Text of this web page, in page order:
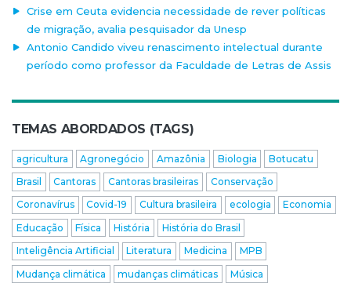
Crise em Ceuta evidencia necessidade de rever políticas
de migração, avalia pesquisador da Unesp
Antonio Candido viveu renascimento intelectual durante
período como professor da Faculdade de Letras de Assis
TEMAS ABORDADOS (TAGS)
agricultura Agronegócio Amazônia Biologia
Botucatu
Brasil
Cantoras Cantoras brasileiras
Conservação
Coronavírus
Covid-19 Cultura brasileira ecologia
Economia
Educação
Física História
História do Brasil
Inteligência Artificial
Literatura Medicina
MPB
Mudança climática
mudanças climáticas
Música